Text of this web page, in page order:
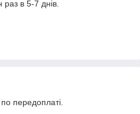
в 5-7 днів.
передоплаті.